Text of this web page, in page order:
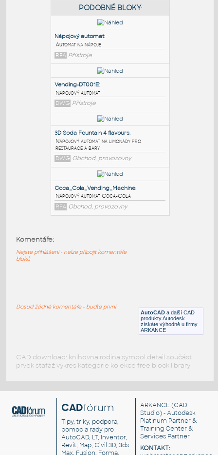
PODOBNÉ BLOKY
Nápojový automat:
Automat na nápoje
RFA Přístroje
Vending-DT001E:
Nápojový automat
DWG Přístroje
restaurace a bary
Nápojový automat Coca-Cola
Obchod, provozovny
AutoCAD a další CAD
produkty Autodesk
získáte výhodně u firmy
ARKANCE
Komentáře:
Nejste přihlášeni - nelze připojit komentáře
bloků
Dosud žádné komentáře - buďte první
CAD download: knihovna rodina symbol detail součást
prvek stafáž výkres kategorie kolekce free block library
CADfórum
Tipy, triky, podpora,
pomoc a rady pro
AutoCAD, LT, Inventor,
Revit, Map, Civil 3D, 3ds
Max, Fusion, Forma,
ARKANCE (CAD
Studio) - Autodesk
Platinum Partner &
Training Center &
Services Partner
KONTAKT: